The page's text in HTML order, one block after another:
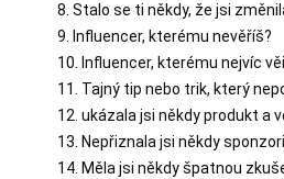
8. Stalo se ti někdy, že jsi
9. Influencer, kterému nevěříš?
10. Influencer, kterému nejvíc
11. Tajný tip nebo trik, který
12. ukázala jsi někdy produkt a
13. Nepřiznala jsi někdy
14. Měla jsi někdy špatnou